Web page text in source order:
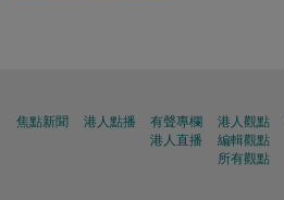
焦點新聞 港人點播
有聲專欄
港人直播
港人觀點
編輯觀點
所有觀點